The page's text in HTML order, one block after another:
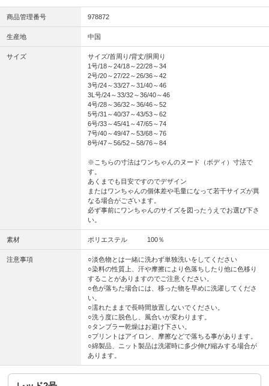
商品管理番号 978872
生産地 中国
サイズ
サイズ/首周り/背丈/胴周り
1号/18～24/18～22/28～34
2号/20～27/22～26/36～42
3号/24～33/27～31/40～46
3L号/24～33/32～36/40～46
4号/28～36/32～36/46～52
5号/31～40/37～43/53～62
6号/33～45/41～47/65～74
7号/40～49/47～53/68～76
8号/47～56/52～58/76～84
※こちらの寸法はワンちゃんのヌード（ボディ）寸法で
す。
あくまでも目安ですのでデザイン
またはワンちゃんの個体差や毛量になって若干サイズが異
なる場合がございます。
必ず事前にワンちゃんのサイズを図ったうえでお選び下さ
い。
素材 ポリエステル 100％
注意事項
○淡色物とは一緒に洗わず単独洗いをしてください
○染料の性質上、汗や摩擦により色落ちしたり他に色移り
することがありますのでご注意ください。
○色が落ちた場合には、移った物を早めに洗濯してくださ
い。
○濡れたままで長時間放置しないでください。
○洗う度に脱色し、風合いが変わります。
○タンブラー乾燥はお避け下さい。
○プリントはアイロン、摩擦などで落ちる事があります。
○綿製品、ニット製品は洗濯時に多少伸び縮みする場合が
あります。